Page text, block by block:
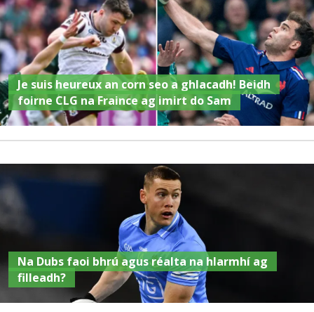
Je suis heureux an corn seo a ghlacadh! Beidh
foirne CLG na Fraince ag imirt do Sam
Na Dubs faoi bhrú agus réalta na hIarmhí ag
filleadh?